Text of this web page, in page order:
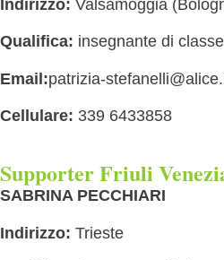
Indirizzo: Valsamoggia
Qualifica: insegnante di classe
Email:patrizia-
Cellulare: 339 6433858
Supporter Friuli
SABRINA PECCHIARI
Indirizzo: Trieste